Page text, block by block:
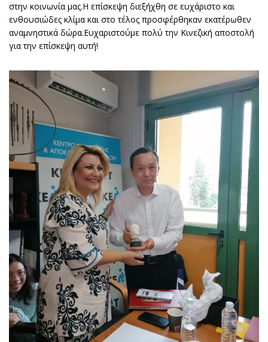
στην κοινωνία μας.Η επίσκεψη διεξήχθη σε ευχάριστο και
ενθουσιώδες κλίμα και στο τέλος προσφέρθηκαν εκατέρωθεν
αναμνηστικά δώρα.Ευχαριστούμε πολύ την Κινεζική αποστολή
για την επίσκεψη αυτή!